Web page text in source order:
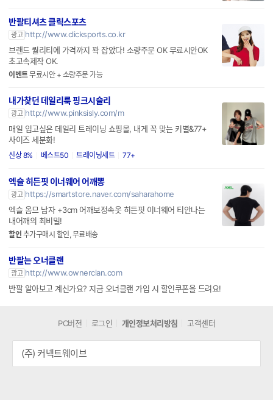
반팔티셔츠 클릭스포츠
광고 http://www.clicksports.co.kr
브랜드 퀄리티에 가격까지 꽉 잡았다! 소량주문 OK 무료시안OK
초고속제작 OK.
이벤트무료시안 + 소량주문 가능
내가찾던 데일리룩 핑크시슬리
광고 http://www.pinksisly.com/m
매일 입고싶은 데일리 트레이닝 쇼핑몰, 내게 꼭 맞는 키별&77+
사이즈 세분화!
신상 8% 베스트50 트레이닝세트 77+
엑슬 히든핏 이너웨어 어깨뽕
광고 https://smartstore.naver.com/saharahome
엑슬 옴므 남자 +3cm 어깨보정속옷 히든핏 이너웨어 티안나는
내어깨의 최비밀!
할인 추가구매시 할인, 무료배송
반팔는 오너클랜
광고 http://www.ownerclan.com
반팔 알아보고 계신가요? 지금 오너클랜 가입 시 할인쿠폰을 드려요!
PC버전 로그인 개인정보처리방침 고객센터
(주) 커넥트웨이브